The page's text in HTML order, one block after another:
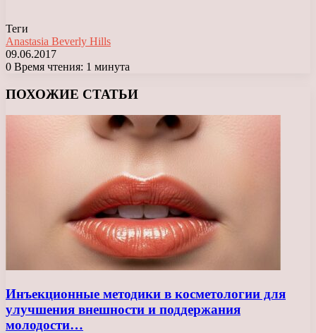
Теги
Anastasia Beverly Hills
09.06.2017
0 Время чтения: 1 минута
ПОХОЖИЕ СТАТЬИ
Инъекционные методики в косметологии для
улучшения внешности и поддержания
молодости…